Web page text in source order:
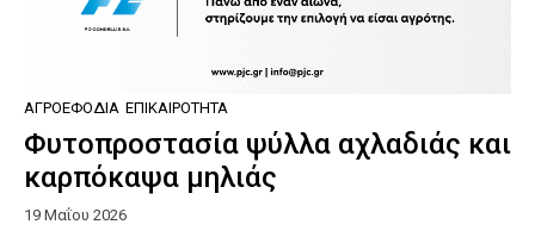
ΑΓΡΟΕΦΌΔΙΑ ΕΠΙΚΑΙΡΌΤΗΤΑ
Φυτοπροστασία ψύλλα αχλαδιάς και
καρπόκαψα μηλιάς
19 Μαΐου 2026